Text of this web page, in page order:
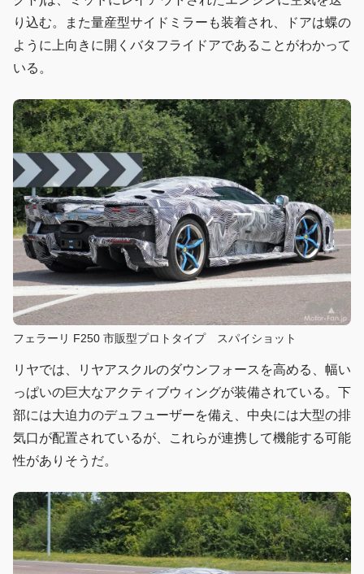
り込む。また量産型サイドミラーも装着され、ドアは蝶の
ように上向きに開くバタフライドアであることがわかって
いる。
フェラーリ F250 市販型プロトタイプ スパイショット
リヤでは、リヤアスクルのダウンフォースを高める、幅い
っぱいの巨大なアクティブウィングが装備されている。下
部には大迫力のデュフューザーを備え、中央には大型の排
気口が配置されているが、これらが連携して機能する可能
性がありそうだ。